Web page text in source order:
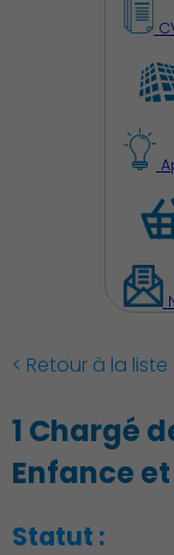
< Retour à la liste
1 Chargé
Enfance
Statut :